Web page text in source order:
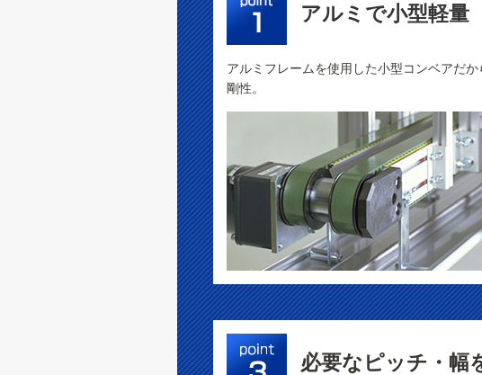
アルミで小型軽量
アルミフレームを使用した小型コンベアだ
剛性。
必要なピッチ・幅